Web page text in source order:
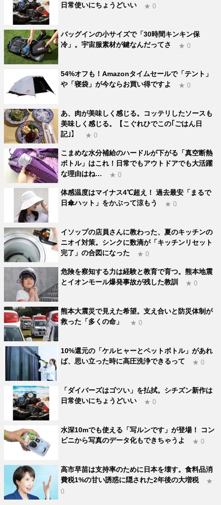
日常使いにちょうどいい
★ 0
バッグインの小サイズで「30時間キンキン保
冷」。宇宙服素材が鍵なんだってさ
★ 0
54%オフも！Amazonタイムセールで「テント」
や「寝袋」が今ならお買い得ですよ
★ 0
あ、肉が美味しく感じる。コッテリしたソースも
美味しく感じる。【こぐれひでこの｢ごはん日
記｣】
★ 0
こまめな水分補給のハードルが下がる「真空断熱
ボトル」はこれ！日常でもアウトドアでも大活躍
な理由はね…
★ 0
体感温度はマイナス4℃超え！ 過去最安「まるで
日傘ハット」をかぶって涼もう
★ 0
イソップの店員さんに教わった、夏のキッチンの
ニオイ対策。シンクに数滴が「キッチンリセット
完了」の合図になった
★ 0
危険を察知する力は経験と教育で育つ。熊本地震
とイオンモール爆発事故が残した教訓
★ 0
熊本大震災で見えた希望。支え合いと防災体制が
救った「多くの命」
★ 0
10%還元の「ケルヒャーとペットボトル」があれ
ば、思い立った時に高圧洗浄できるって
★ 0
「ダイバーズはゴツい」を払拭。シチズン新作は
日常使いにちょうどいい
★ 0
水深10mでも使える「写ルンです」が登場！ コン
ビニから写真のデータ化もできちゃうよ
★ 0
高市早苗は支持率のために日本を壊す。食料品消
費税1%の甘い誘惑に隠された2年後の大増税
★
0